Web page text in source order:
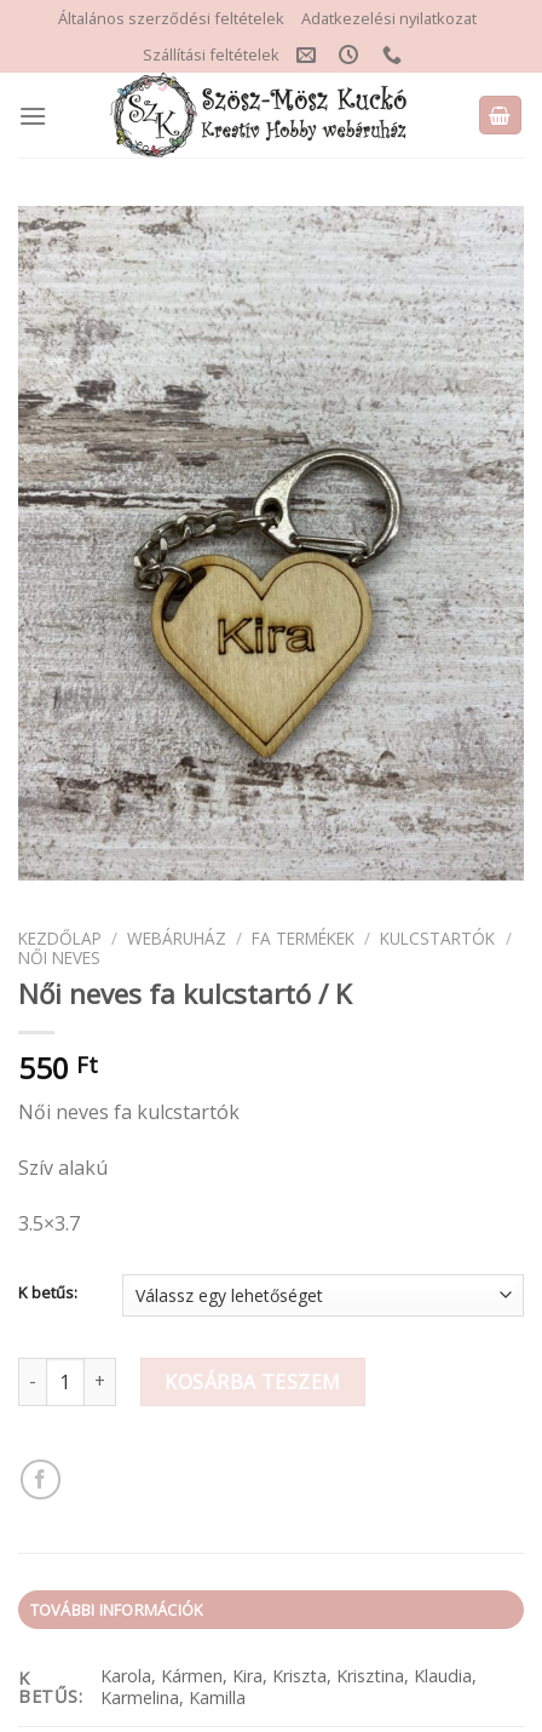
content
Általános szerződési feltételek
Adatkezelési nyilatkozat
Szállítási feltételek
KEZDŐLAP / WEBÁRUHÁZ / FA TERMÉKEK / KULCSTARTÓK /
NŐI NEVES
Női neves fa kulcstartó / K
550 Ft
Női neves fa kulcstartók
Szív alakú
3.5×3.7
K betűs:
Női neves fa kulcstartó / K mennyiség
KOSÁRBA TESZEM
TOVÁBBI INFORMÁCIÓK
K
BETŰS:
Karola, Kármen, Kira, Kriszta, Krisztina, Klaudia,
Karmelina, Kamilla